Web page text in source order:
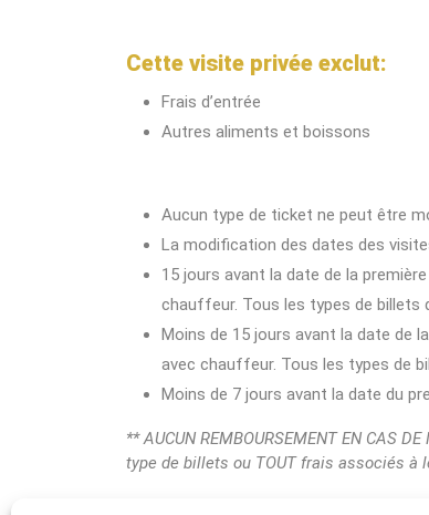
Cette visite privée exclut:
Frais d’entrée
Autres aliments et boissons
Aucun type de ticket ne peut être
La modification des dates des
15 jours avant la date de la
chauffeur. Tous les types de billets
Moins de 15 jours avant la date de
avec chauffeur. Tous les types de
Moins de 7 jours avant la date du
** AUCUN REMBOURSEMENT EN CAS
type de billets ou TOUT frais associés à